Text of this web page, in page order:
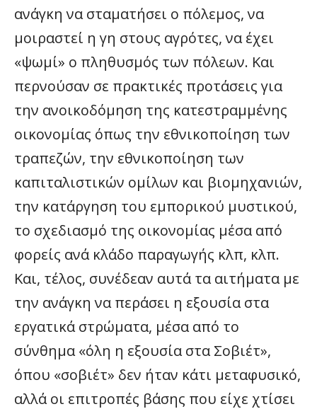
ανάγκη να σταματήσει ο πόλεμος, να
μοιραστεί η γη στους αγρότες, να έχει
«ψωμί» ο πληθυσμός των πόλεων. Και
περνούσαν σε πρακτικές προτάσεις για
την ανοικοδόμηση της κατεστραμμένης
οικονομίας όπως την εθνικοποίηση των
τραπεζών, την εθνικοποίηση των
καπιταλιστικών ομίλων και βιομηχανιών,
την κατάργηση του εμπορικού μυστικού,
το σχεδιασμό της οικονομίας μέσα από
φορείς ανά κλάδο παραγωγής κλπ, κλπ.
Και, τέλος, συνέδεαν αυτά τα αιτήματα με
την ανάγκη να περάσει η εξουσία στα
εργατικά στρώματα, μέσα από το
σύνθημα «όλη η εξουσία στα Σοβιέτ»,
όπου «σοβιέτ» δεν ήταν κάτι μεταφυσικό,
αλλά οι επιτροπές βάσης που είχε χτίσει